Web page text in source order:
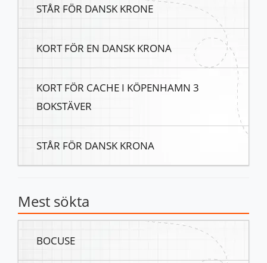
STÅR FÖR DANSK KRONE
KORT FÖR EN DANSK KRONA
KORT FÖR CACHE I KÖPENHAMN 3
BOKSTÄVER
STÅR FÖR DANSK KRONA
Mest sökta
BOCUSE